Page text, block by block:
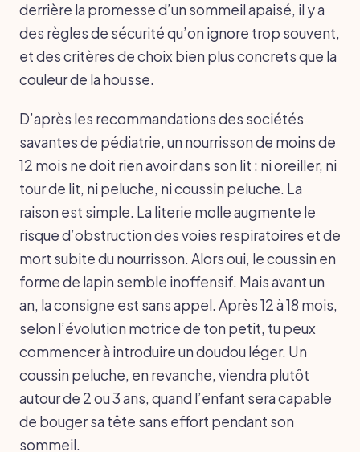
derrière la promesse d’un sommeil apaisé, il y a
des règles de sécurité qu’on ignore trop souvent,
et des critères de choix bien plus concrets que la
couleur de la housse.
D’après les recommandations des sociétés
savantes de pédiatrie, un nourrisson de moins de
12 mois ne doit rien avoir dans son lit : ni oreiller, ni
tour de lit, ni peluche, ni coussin peluche. La
raison est simple. La literie molle augmente le
risque d’obstruction des voies respiratoires et de
mort subite du nourrisson. Alors oui, le coussin en
forme de lapin semble inoffensif. Mais avant un
an, la consigne est sans appel. Après 12 à 18 mois,
selon l’évolution motrice de ton petit, tu peux
commencer à introduire un doudou léger. Un
coussin peluche, en revanche, viendra plutôt
autour de 2 ou 3 ans, quand l’enfant sera capable
de bouger sa tête sans effort pendant son
sommeil.